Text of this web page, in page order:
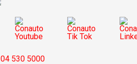
04 530 5000